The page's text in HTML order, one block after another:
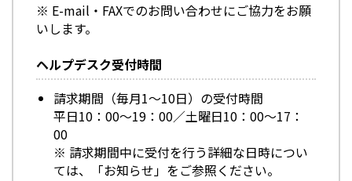
※ E-mail・FAXでのお問い合わせにご協力をお願
いします。
ヘルプデスク受付時間
請求期間（毎月1～10日）の受付時間
平日10：00～19：00／土曜日10：00～17：
00
※ 請求期間中に受付を行う詳細な日時につい
ては、「お知らせ」をご参照ください。